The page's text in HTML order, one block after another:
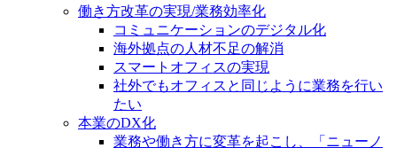
働き方改革の実現/業務効率化
コミュニケーションのデジタル化
海外拠点の人材不足の解消
スマートオフィスの実現
社外でもオフィスと同じように業務を行い
たい
本業のDX化
業務や働き方に変革を起こし、「ニューノ